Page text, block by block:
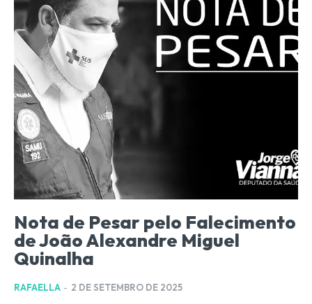
Nota de Pesar pelo Falecimento
de João Alexandre Miguel
Quinalha
RAFAELLA - 2 DE SETEMBRO DE 2025